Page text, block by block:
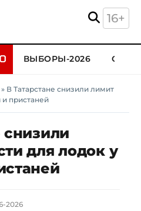
16+
ВЫБОРЫ-2026
» В Татарстане снизили лимит
пристаней
снизили
для лодок у
2026